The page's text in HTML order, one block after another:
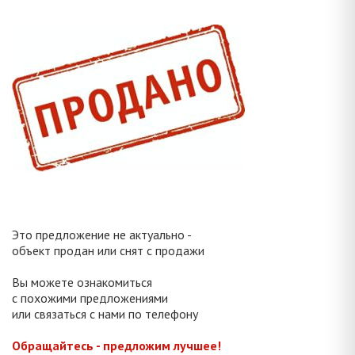
Это предложение не актуально -
объект продан или снят с продажи
Вы можете ознакомиться
с похожими предложениями
или связаться с нами по телефону
Обращайтесь - предложим лучшее!